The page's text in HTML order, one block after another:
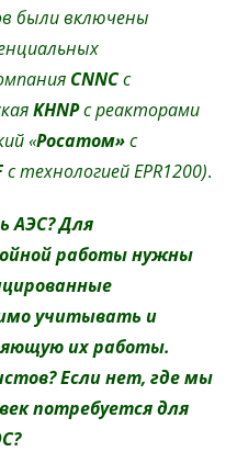
были включены
CNNCс
KHNPс реакторами
«Росатом»с
с технологией EPR1200).
АЭС? Для
работы нужны
учитывать и
их работы.
Если нет, где мы
потребуется для